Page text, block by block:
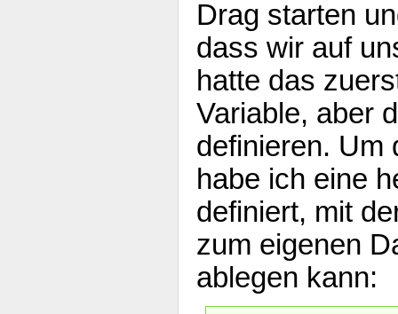
Drag starten
dass wir auf
hatte das
Variable, aber
definieren. Um
habe ich eine
definiert, mit
zum eigenen
ablegen kann: